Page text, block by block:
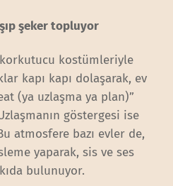
şeker topluyor
kostümleriyle
kapı kapı dolaşarak, ev
(ya uzlaşma ya plan)”
göstergesi ise
atmosfere bazı evler de,
yaparak, sis ve ses
bulunuyor.